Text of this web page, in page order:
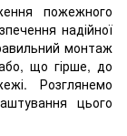
пожежного
надійної
монтаж
що гірше, до
Розглянемо
цього